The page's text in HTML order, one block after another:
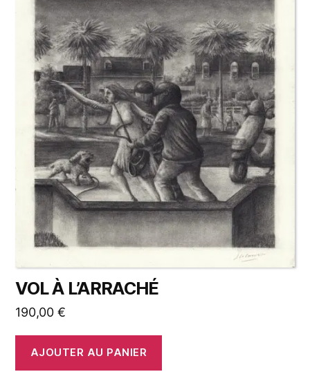
VOL À L’ARRACHÉ
190,00 €
AJOUTER AU PANIER